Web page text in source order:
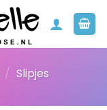
/ Slipjes